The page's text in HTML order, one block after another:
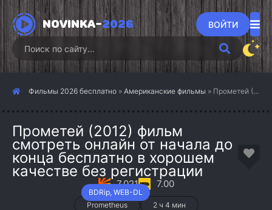
NOVINKA-2026 ВОЙТИ
Фильмы 2026 бесплатно » Американские фильмы » Прометей (2012)
Прометей (2012) фильм
смотреть онлайн от начала до
конца бесплатно в хорошем
качестве без регистрации
BDRip, WEB-DL
7.021 7.00
Prometheus 2 ч 4 мин